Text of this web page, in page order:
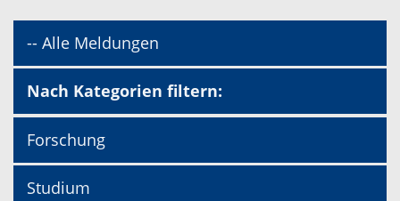
-- Alle Meldungen
Nach Kategorien filtern:
Forschung
Studium